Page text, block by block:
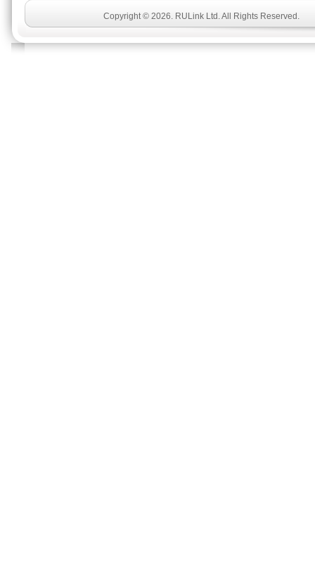
Copyright © 2026. RULink Ltd. All Rights Reserved.